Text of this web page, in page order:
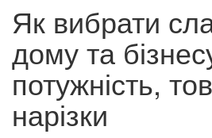
Як вибрати
дому та
потужність,
нарізки